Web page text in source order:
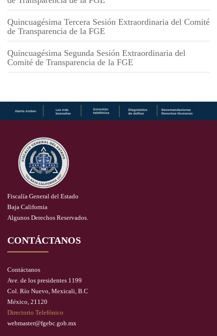
Quincuagésima Tercera Sesión Extraordinaria del Comité
de Transparencia de la FGE
Quincuagésima Segunda Sesión Extraordinaria del
Comité de Transparencia de la FGE
Fiscalía General del Estado
Baja California
Algunos Derechos Reservados.
CONTÁCTANOS
Contáctanos
Ave. de los presidentes 1199
Col. Río Nuevo, Mexicali, B.C
México, 21120
Directorio Telefónico
webmaster@fgebc.gob.mx